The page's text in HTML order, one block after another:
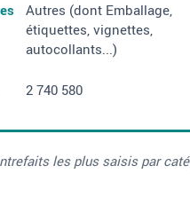
les plus saisis par
Autres (dont Emballage,
étiquettes, vignettes,
autocollants...)
2 740 580